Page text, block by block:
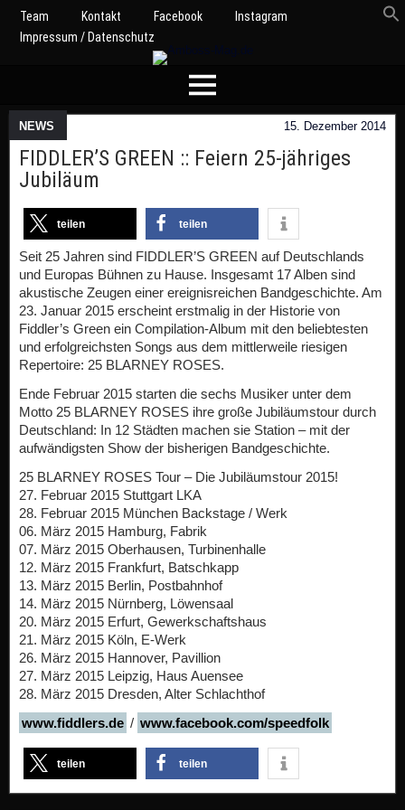
Team Kontakt Facebook
Instagram
Impressum / Datenschutz
NEWS 15. Dezember 2014
FIDDLER’S GREEN :: Feiern 25-jähriges
Jubiläum
teilen teilen
Seit 25 Jahren sind FIDDLER’S GREEN auf Deutschlands
und Europas Bühnen zu Hause. Insgesamt 17 Alben sind
akustische Zeugen einer ereignisreichen Bandgeschichte. Am
23. Januar 2015 erscheint erstmalig in der Historie von
Fiddler’s Green ein Compilation-Album mit den beliebtesten
und erfolgreichsten Songs aus dem mittlerweile riesigen
Repertoire: 25 BLARNEY ROSES.
Ende Februar 2015 starten die sechs Musiker unter dem
Motto 25 BLARNEY ROSES ihre große Jubiläumstour durch
Deutschland: In 12 Städten machen sie Station – mit der
aufwändigsten Show der bisherigen Bandgeschichte.
25 BLARNEY ROSES Tour – Die Jubiläumstour 2015!
27. Februar 2015 Stuttgart LKA
28. Februar 2015 München Backstage / Werk
06. März 2015 Hamburg, Fabrik
07. März 2015 Oberhausen, Turbinenhalle
12. März 2015 Frankfurt, Batschkapp
13. März 2015 Berlin, Postbahnhof
14. März 2015 Nürnberg, Löwensaal
20. März 2015 Erfurt, Gewerkschaftshaus
21. März 2015 Köln, E-Werk
26. März 2015 Hannover, Pavillion
27. März 2015 Leipzig, Haus Auensee
28. März 2015 Dresden, Alter Schlachthof
www.fiddlers.de / www.facebook.com/speedfolk
teilen teilen